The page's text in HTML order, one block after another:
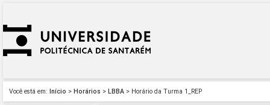
Você está em: Início > Horários > LBBA > Horário da Turma 1_REP